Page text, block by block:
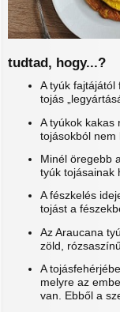
tudtad, hogy...?
A tyúk fajtájától
tojás
A tyúkok kakas
tojásokból nem
Minél öregebb
tyúk tojásainak
A fészkelés
tojást a
Az Araucana
zöld,
A
melyre az
van. Ebből a